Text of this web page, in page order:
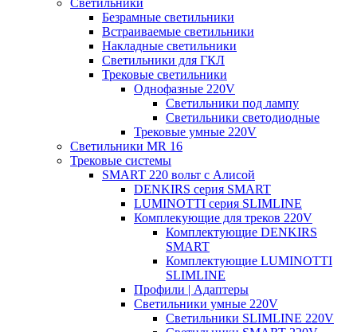
Светильники
Безрамные светильники
Встраиваемые светильники
Накладные светильники
Светильники для ГКЛ
Трековые светильники
Однофазные 220V
Светильники под лампу
Светильники светодиодные
Трековые умные 220V
Светильники MR 16
Трековые системы
SMART 220 вольт c Алисой
DENKIRS серия SMART
LUMINOTTI серия SLIMLINE
Комплекующие для треков 220V
Комплектующие DENKIRS
SMART
Комплектующие LUMINOTTI
SLIMLINE
Профили | Адаптеры
Светильники умные 220V
Светильники SLIMLINE 220V